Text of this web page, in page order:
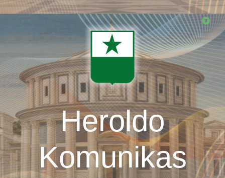
Skip
Heroldo
Komunikas